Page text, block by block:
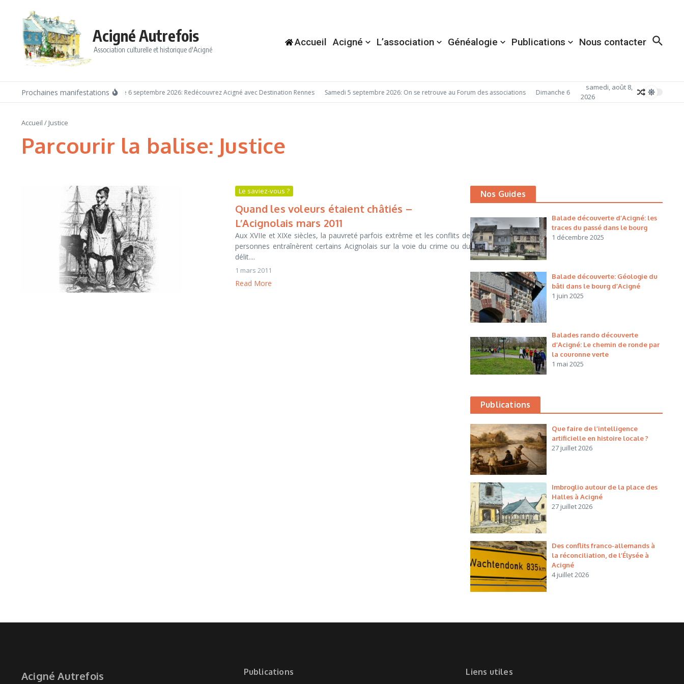
Acigné Autrefois
Association culturelle et historique d'Acigné
Accueil Acigné L’association Généalogie Publications Nous contacter
Prochaines manifestationsDimanche 6 septembre 2026: Redécouvrez Acigné avec Destination Rennes Samedi 5 septembre 2026: On se retrouve au Forum des associations Dimanche 6 septembre 2026: Redécouvrez Acigné
samedi, août 8,
2026
Accueil / Justice
Parcourir la balise: Justice
Le saviez-vous ?
Quand les voleurs étaient châtiés –
L’Acignolais mars 2011
Aux XVIIe et XIXe siècles, la pauvreté parfois extrême et les conflits de
personnes entraînèrent certains Acignolais sur la voie du crime ou du
délit....
1 mars 2011
Read More
Nos Guides
Balade découverte d’Acigné: les
traces du passé dans le bourg
1 décembre 2025
Balade découverte: Géologie du
bâti dans le bourg d’Acigné
1 juin 2025
Balades rando découverte
d’Acigné: Le chemin de ronde par
la couronne verte
1 mai 2025
Publications
Que faire de l’intelligence
artificielle en histoire locale ?
27 juillet 2026
Imbroglio autour de la place des
Halles à Acigné
27 juillet 2026
Des conflits franco-allemands à
la réconciliation, de l’Élysée à
Acigné
4 juillet 2026
Acigné Autrefois Publications Liens utiles